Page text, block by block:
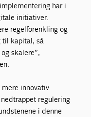
har i
initiativer.
regelforenkling og
til kapital, så
skalere”,
innovativ
regulering
i denne